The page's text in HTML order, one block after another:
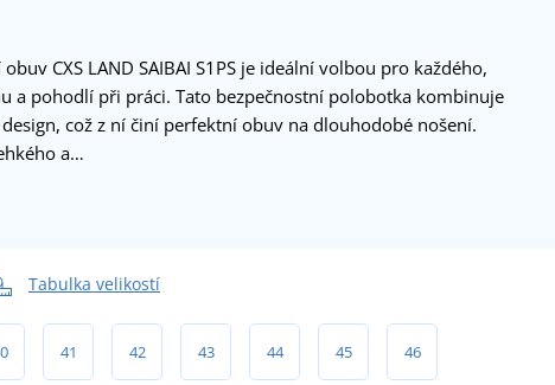
CXS LAND SAIBAI S1PS je ideální volbou pro každého,
a pohodlí při práci. Tato bezpečnostní polobotka kombinuje
což z ní činí perfektní obuv na dlouhodobé nošení.
a…
Tabulka velikostí
41 42 43 44 45 46